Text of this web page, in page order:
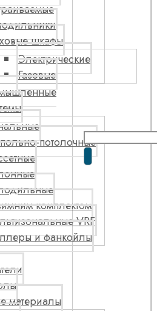
шкафы
Электрические
Газовые
потолочные
комплектом
VRF
и фанкойлы
материалы